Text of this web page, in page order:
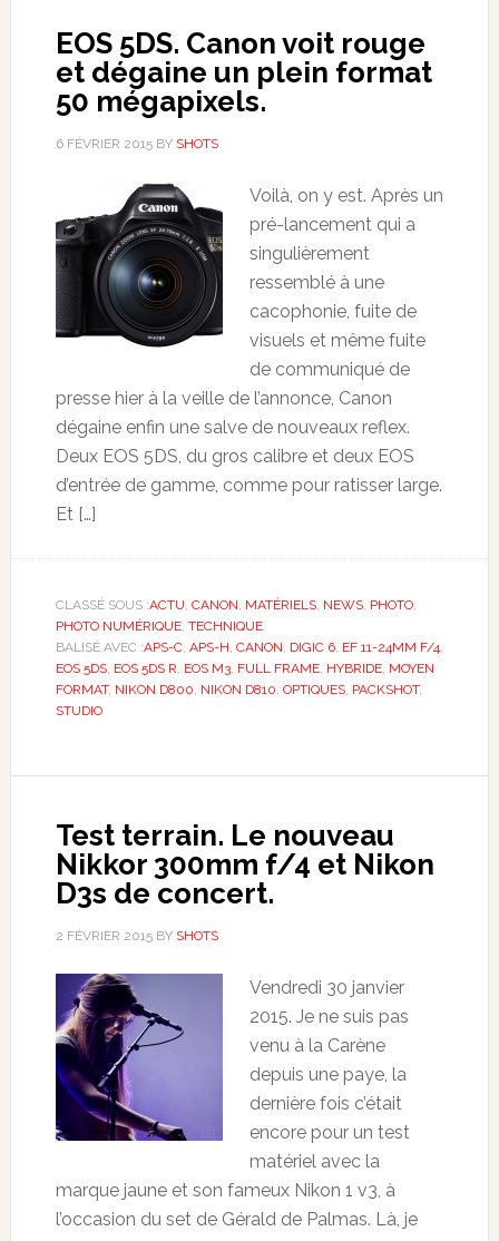
EOS 5DS. Canon voit rouge
et dégaine un plein format
50 mégapixels.
6 FÉVRIER 2015BY SHOTS
Voilà, on y est. Après un
pré-lancement qui a
singulièrement
ressemblé à une
cacophonie, fuite de
visuels et même fuite
de communiqué de
presse hier à la veille de l’annonce, Canon
dégaine enfin une salve de nouveaux reflex.
Deux EOS 5DS, du gros calibre et deux EOS
d’entrée de gamme, comme pour ratisser large.
Et […]
CLASSÉ SOUS :ACTU CANON MATÉRIELS, NEWS, PHOTO,
PHOTO NUMÉRIQUE, TECHNIQUE
BALISÉ AVEC :APS-C, APS-H CANON DIGIC 6, EF 11-24MM F/4
EOS 5DS, EOS 5DS R EOS M3, FULL FRAME, HYBRIDE, MOYEN
FORMAT, NIKON D800 NIKON D810 OPTIQUES, PACKSHOT,
STUDIO
Test terrain. Le nouveau
Nikkor 300mm f/4 et Nikon
D3s de concert.
2 FÉVRIER 2015BY SHOTS
Vendredi 30 janvier
2015. Je ne suis pas
venu à la Carène
depuis une paye, la
dernière fois c’était
encore pour un test
matériel avec la
marque jaune et son fameux Nikon 1 v3, à
l’occasion du set de Gérald de Palmas. Là, je